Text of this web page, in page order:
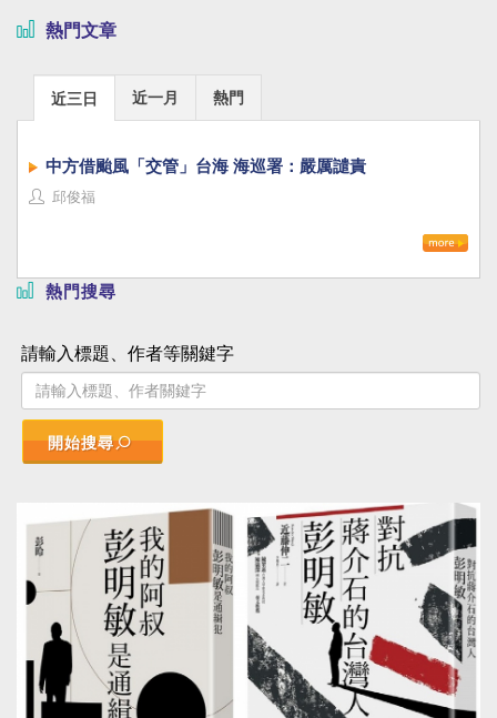
熱門文章
近三日 近一月 熱門
中方借颱風「交管」台海 海巡署：嚴厲譴責
邱俊福
熱門搜尋
請輸入標題、作者等關鍵字
開始搜尋